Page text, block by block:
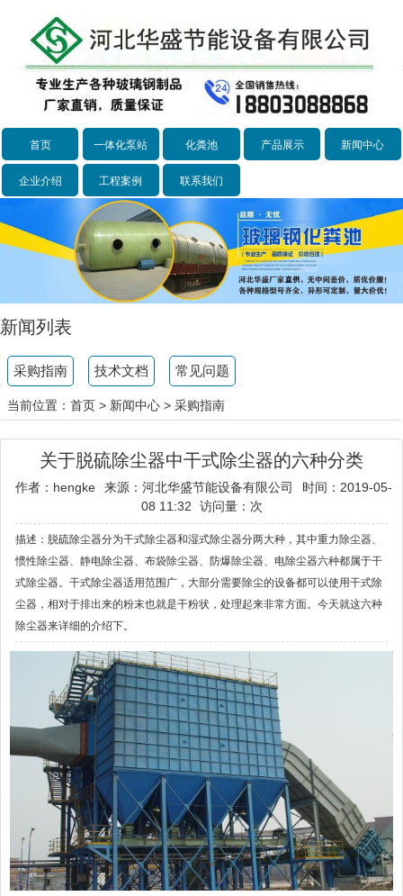
首页 一体化泵站 化粪池 产品展示 新闻中心
企业介绍 工程案例 联系我们
新闻列表
采购指南 技术文档 常见问题
当前位置： 首页 > 新闻中心 > 采购指南
关于脱硫除尘器中干式除尘器的六种分类
作者：hengke 来源：河北华盛节能设备有限公司
时间：2019-05-
08 11:32
访问量： 次
描述：脱硫除尘器分为干式除尘器和湿式除尘器分两大种，其中重力除尘器、
惯性除尘器、静电除尘器、布袋除尘器、防爆除尘器、电除尘器六种都属于干
式除尘器。干式除尘器适用范围广，大部分需要除尘的设备都可以使用干式除
尘器，相对于排出来的粉末也就是干粉状，处理起来非常方面。今天就这六种
除尘器来详细的介绍下。